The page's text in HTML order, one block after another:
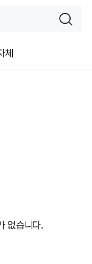
체
없습니다.